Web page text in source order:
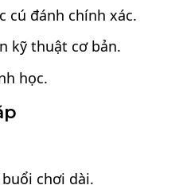
cú đánh chính xác.
kỹ thuật cơ bản.
học.
chơi dài.